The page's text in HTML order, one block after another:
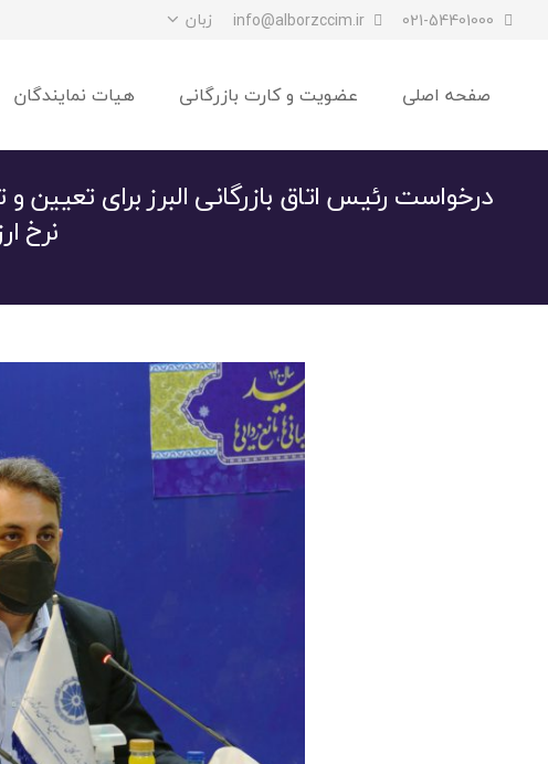
021-54401000
info@alborzccim.ir زبان
صفحه اصلی عضویت و کارت بازرگانی هیات نمایندگان
درخواست رئیس اتاق بازرگانی البرز برای
نرخ